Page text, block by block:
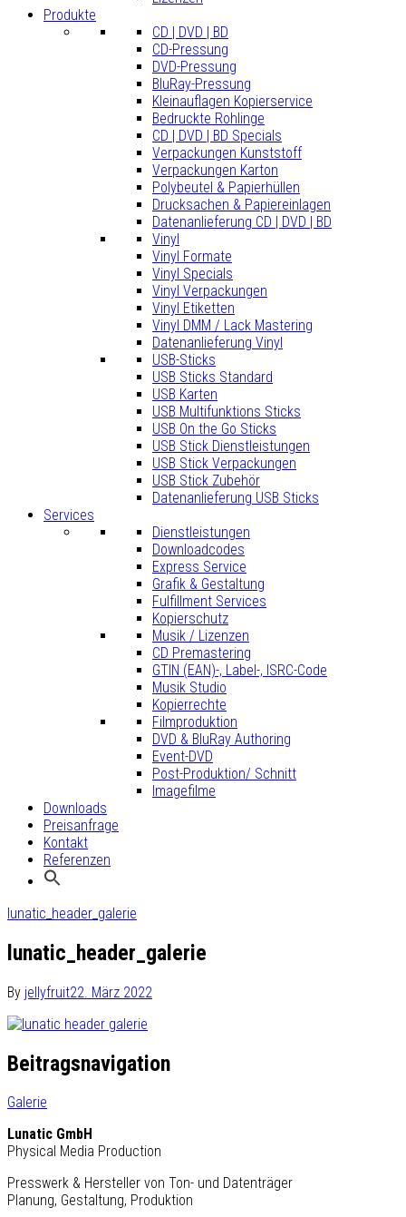
Produkte
CD | DVD | BD
CD-Pressung
DVD-Pressung
BluRay-Pressung
Kleinauflagen Kopierservice
Bedruckte Rohlinge
CD | DVD | BD Specials
Verpackungen Kunststoff
Verpackungen Karton
Polybeutel & Papierhüllen
Drucksachen & Papiereinlagen
Datenanlieferung CD | DVD | BD
Vinyl
Vinyl Formate
Vinyl Specials
Vinyl Verpackungen
Vinyl Etiketten
Vinyl DMM / Lack Mastering
Datenanlieferung Vinyl
USB-Sticks
USB Sticks Standard
USB Karten
USB Multifunktions Sticks
USB On the Go Sticks
USB Stick Dienstleistungen
USB Stick Verpackungen
USB Stick Zubehör
Datenanlieferung USB Sticks
Services
Dienstleistungen
Downloadcodes
Express Service
Grafik & Gestaltung
Fulfillment Services
Kopierschutz
Musik / Lizenzen
CD Premastering
GTIN (EAN)-, Label-, ISRC-Code
Musik Studio
Kopierrechte
Filmproduktion
DVD & BluRay Authoring
Event-DVD
Post-Produktion/ Schnitt
Imagefilme
Downloads
Preisanfrage
Kontakt
Referenzen
lunatic_header_galerie
lunatic_header_galerie
By jellyfruit22. März 2022
Beitragsnavigation
Galerie
Lunatic GmbH
Physical Media Production
Presswerk & Hersteller von Ton- und Datenträger
Planung, Gestaltung, Produktion